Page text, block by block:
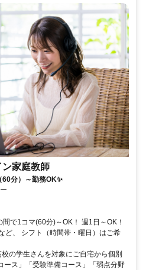
家庭教師
分）～勤務OK✨
で1コマ(60分)～OK！ 週1日～OK！
ど、 シフト（時間帯・曜日）はご希
の学生さんを対象にご自宅から個別
ース」「受験準備コース」「弱点分野